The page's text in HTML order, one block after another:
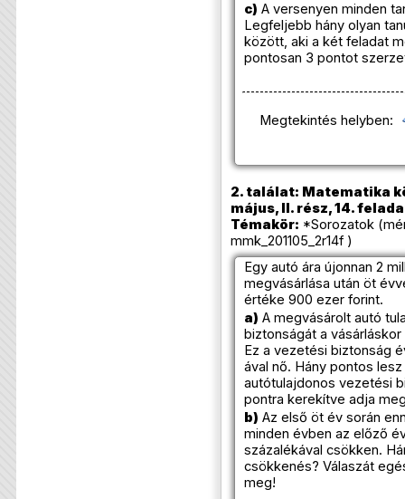
c) A versenyen minden
Legfeljebb hány olyan
között, aki a két feladat
pontosan 3 pontot
Megtekintés helyben:
2. találat: Matematika
május, II. rész, 14.
Témakör: *Sorozatok
mmk_201105_2r14f )
Egy autó ára újonnan 2
megvásárlása után öt
értéke 900 ezer forint.
a) A megvásárolt autó
biztonságát a
Ez a vezetési biztonság
ával nő. Hány pontos
autótulajdonos vezetési
pontra kerekítve adja
b) Az első öt év során
minden évben az előző
százalékával csökken.
csökkenés? Válaszát
meg!